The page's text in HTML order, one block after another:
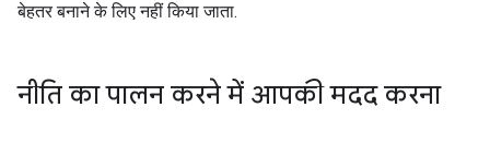
बेहतर बनाने के लिए नहीं किया जाता.
नीति का पालन करने में आपकी मदद करना